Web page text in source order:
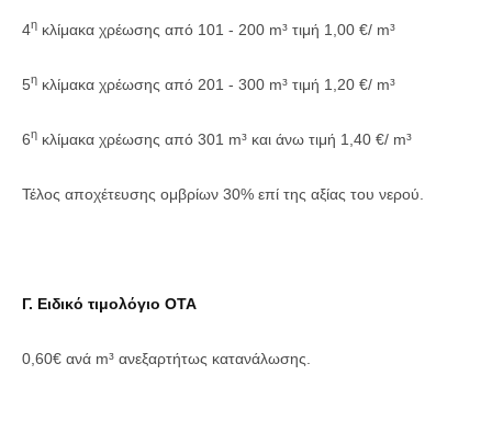
4η κλίμακα χρέωσης από 101 - 200 m³ τιμή 1,00 €/ m³
5η κλίμακα χρέωσης από 201 - 300 m³ τιμή 1,20 €/ m³
6η κλίμακα χρέωσης από 301 m³ και άνω τιμή 1,40 €/ m³
Τέλος αποχέτευσης ομβρίων 30% επί της αξίας του νερού.
Γ. Ειδικό τιμολόγιο ΟΤΑ
0,60€ ανά m³ ανεξαρτήτως κατανάλωσης.